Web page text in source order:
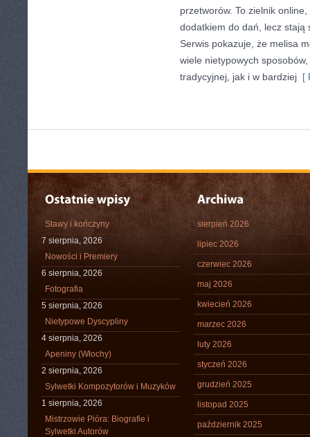
przetworów. To zielnik
dodatkiem do dań, lecz stają
Serwis pokazuje, że melisa
wiele nietypowych
tradycyjnej, jak i w bardziej [
Stawy i kończyny
7 sierpnia, 2026
Nowości i Premiery
6 sierpnia, 2026
Fotografia
5 sierpnia, 2026
Nietypowe Dyscypliny
4 sierpnia, 2026
Apeniny (Włochy)
2 sierpnia, 2026
Sylwetki Kompozytorów i Muzyków
1 sierpnia, 2026
Mistrzowie Pióra: Biografie i
Sylwetki Autorów
sierpień 2026
lipiec 2026
czerwiec 2026
maj 2026
kwiecień 2026
marzec 2026
luty 2026
styczeń 2026
grudzień 2025
listopad 2025
październik 2025